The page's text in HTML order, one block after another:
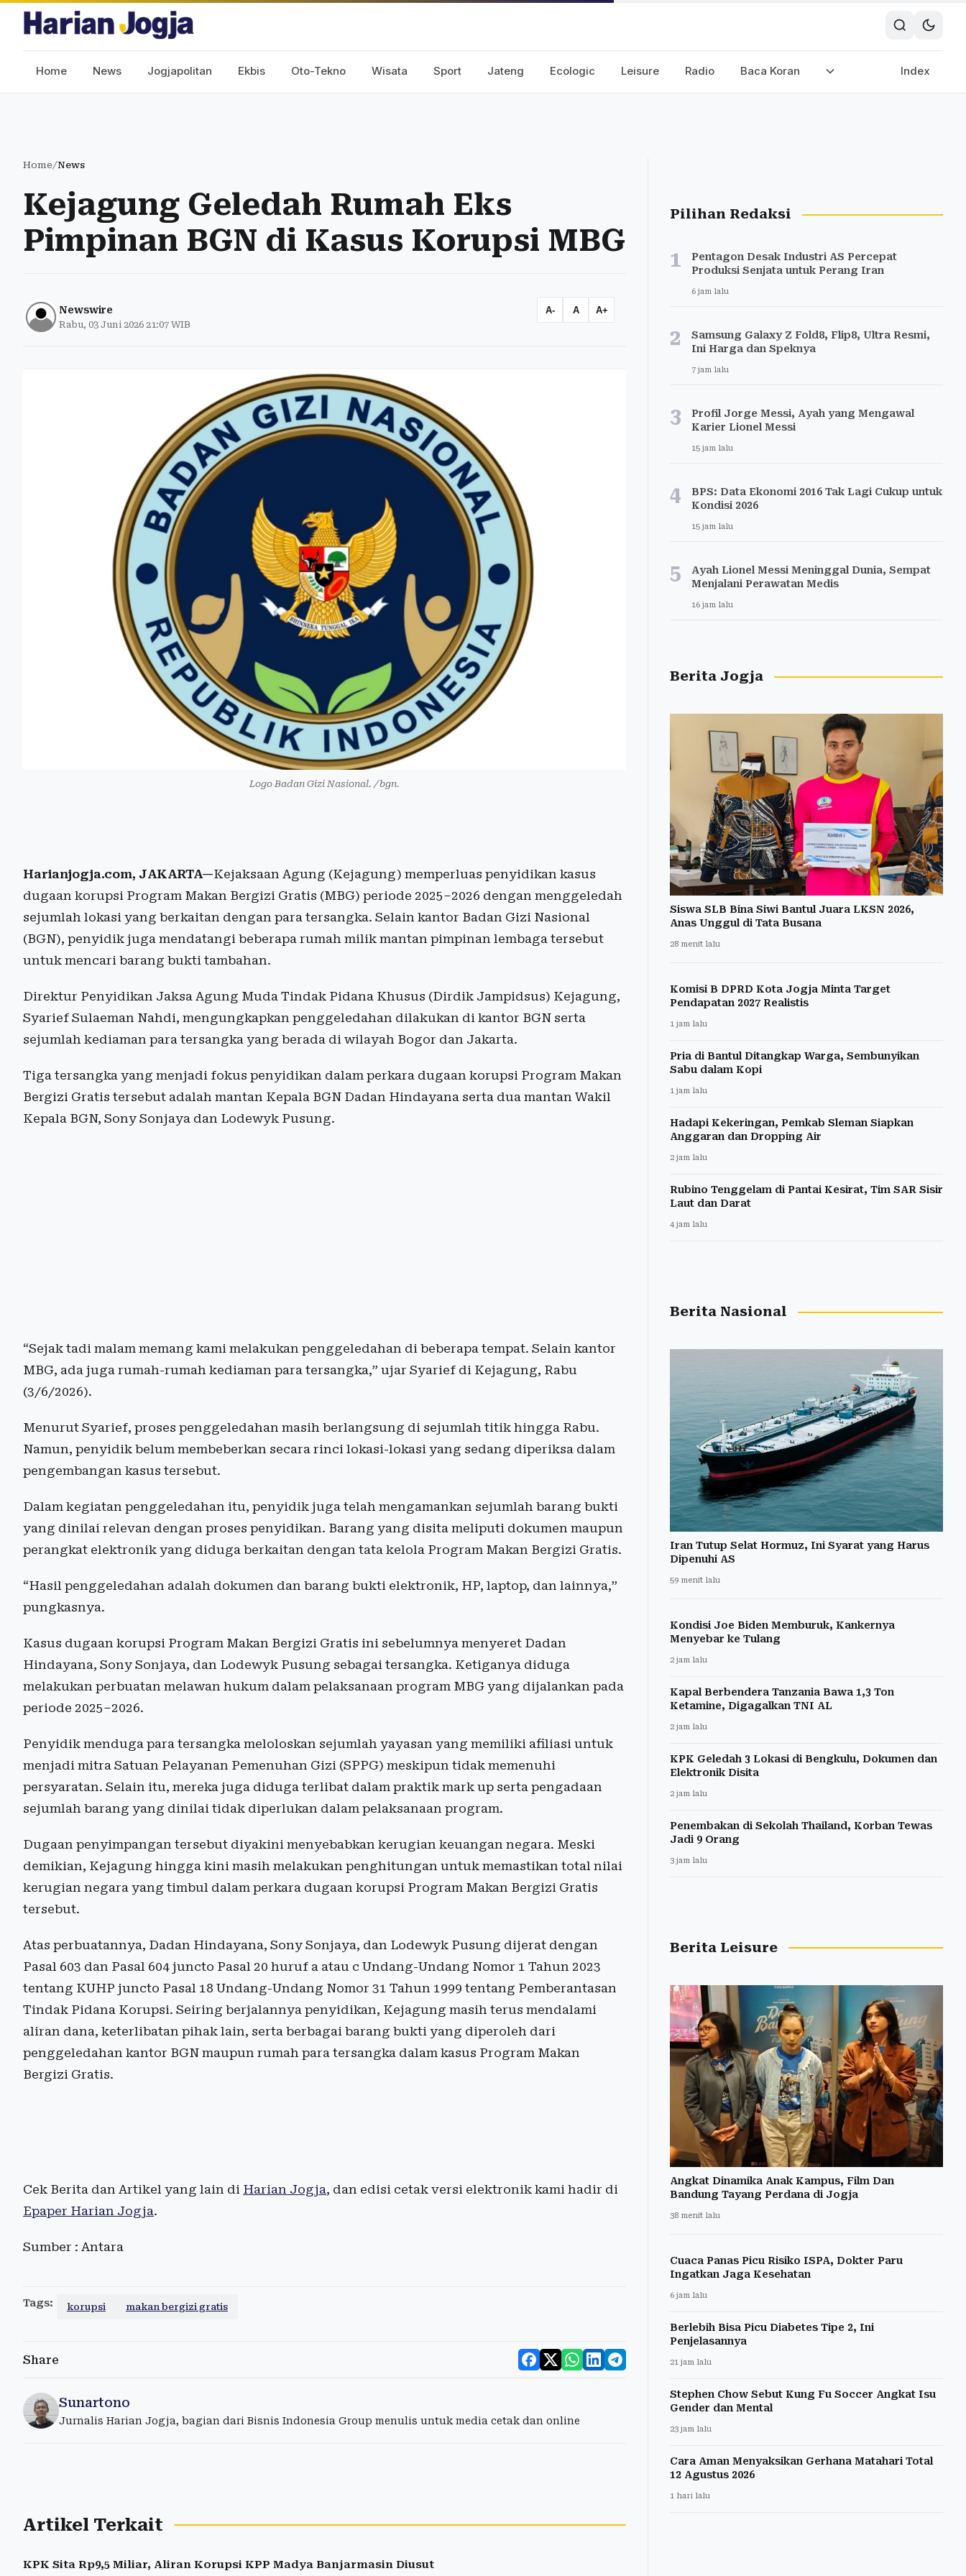
Home News Jogjapolitan Ekbis Oto-Tekno Wisata Sport Jateng Ecologic Leisure Radio Baca Koran Index
Home/News
Kejagung Geledah Rumah Eks
Pimpinan BGN di Kasus Korupsi MBG
Newswire
Rabu, 03 Juni 2026 21:07 WIB
A- A A+
Logo Badan Gizi Nasional. /bgn.
Harianjogja.com, JAKARTA—Kejaksaan Agung (Kejagung) memperluas penyidikan kasus
dugaan korupsi Program Makan Bergizi Gratis (MBG) periode 2025–2026 dengan menggeledah
sejumlah lokasi yang berkaitan dengan para tersangka. Selain kantor Badan Gizi Nasional
(BGN), penyidik juga mendatangi beberapa rumah milik mantan pimpinan lembaga tersebut
untuk mencari barang bukti tambahan.
Direktur Penyidikan Jaksa Agung Muda Tindak Pidana Khusus (Dirdik Jampidsus) Kejagung,
Syarief Sulaeman Nahdi, mengungkapkan penggeledahan dilakukan di kantor BGN serta
sejumlah kediaman para tersangka yang berada di wilayah Bogor dan Jakarta.
Tiga tersangka yang menjadi fokus penyidikan dalam perkara dugaan korupsi Program Makan
Bergizi Gratis tersebut adalah mantan Kepala BGN Dadan Hindayana serta dua mantan Wakil
Kepala BGN, Sony Sonjaya dan Lodewyk Pusung.
“Sejak tadi malam memang kami melakukan penggeledahan di beberapa tempat. Selain kantor
MBG, ada juga rumah-rumah kediaman para tersangka,” ujar Syarief di Kejagung, Rabu
(3/6/2026).
Menurut Syarief, proses penggeledahan masih berlangsung di sejumlah titik hingga Rabu.
Namun, penyidik belum membeberkan secara rinci lokasi-lokasi yang sedang diperiksa dalam
pengembangan kasus tersebut.
Dalam kegiatan penggeledahan itu, penyidik juga telah mengamankan sejumlah barang bukti
yang dinilai relevan dengan proses penyidikan. Barang yang disita meliputi dokumen maupun
perangkat elektronik yang diduga berkaitan dengan tata kelola Program Makan Bergizi Gratis.
“Hasil penggeledahan adalah dokumen dan barang bukti elektronik, HP, laptop, dan lainnya,”
pungkasnya.
Kasus dugaan korupsi Program Makan Bergizi Gratis ini sebelumnya menyeret Dadan
Hindayana, Sony Sonjaya, dan Lodewyk Pusung sebagai tersangka. Ketiganya diduga
melakukan perbuatan melawan hukum dalam pelaksanaan program MBG yang dijalankan pada
periode 2025–2026.
Penyidik menduga para tersangka meloloskan sejumlah yayasan yang memiliki afiliasi untuk
menjadi mitra Satuan Pelayanan Pemenuhan Gizi (SPPG) meskipun tidak memenuhi
persyaratan. Selain itu, mereka juga diduga terlibat dalam praktik mark up serta pengadaan
sejumlah barang yang dinilai tidak diperlukan dalam pelaksanaan program.
Dugaan penyimpangan tersebut diyakini menyebabkan kerugian keuangan negara. Meski
demikian, Kejagung hingga kini masih melakukan penghitungan untuk memastikan total nilai
kerugian negara yang timbul dalam perkara dugaan korupsi Program Makan Bergizi Gratis
tersebut.
Atas perbuatannya, Dadan Hindayana, Sony Sonjaya, dan Lodewyk Pusung dijerat dengan
Pasal 603 dan Pasal 604 juncto Pasal 20 huruf a atau c Undang-Undang Nomor 1 Tahun 2023
tentang KUHP juncto Pasal 18 Undang-Undang Nomor 31 Tahun 1999 tentang Pemberantasan
Tindak Pidana Korupsi. Seiring berjalannya penyidikan, Kejagung masih terus mendalami
aliran dana, keterlibatan pihak lain, serta berbagai barang bukti yang diperoleh dari
penggeledahan kantor BGN maupun rumah para tersangka dalam kasus Program Makan
Bergizi Gratis.
Cek Berita dan Artikel yang lain di Harian Jogja, dan edisi cetak versi elektronik kami hadir di
Epaper Harian Jogja.
Sumber : Antara
Tags: korupsi makan bergizi gratis
Share
Sunartono
Jurnalis Harian Jogja, bagian dari Bisnis Indonesia Group menulis untuk media cetak dan online
Artikel Terkait
KPK Sita Rp9,5 Miliar, Aliran Korupsi KPP Madya Banjarmasin Diusut
Pilihan Redaksi
1
Pentagon Desak Industri AS Percepat
Produksi Senjata untuk Perang Iran
6 jam lalu
2
Samsung Galaxy Z Fold8, Flip8, Ultra Resmi,
Ini Harga dan Speknya
7 jam lalu
3
Profil Jorge Messi, Ayah yang Mengawal
Karier Lionel Messi
15 jam lalu
4
BPS: Data Ekonomi 2016 Tak Lagi Cukup untuk
Kondisi 2026
15 jam lalu
5
Ayah Lionel Messi Meninggal Dunia, Sempat
Menjalani Perawatan Medis
16 jam lalu
Berita Jogja
Siswa SLB Bina Siwi Bantul Juara LKSN 2026,
Anas Unggul di Tata Busana
28 menit lalu
Komisi B DPRD Kota Jogja Minta Target
Pendapatan 2027 Realistis
1 jam lalu
Pria di Bantul Ditangkap Warga, Sembunyikan
Sabu dalam Kopi
1 jam lalu
Hadapi Kekeringan, Pemkab Sleman Siapkan
Anggaran dan Dropping Air
2 jam lalu
Rubino Tenggelam di Pantai Kesirat, Tim SAR Sisir
Laut dan Darat
4 jam lalu
Berita Nasional
Iran Tutup Selat Hormuz, Ini Syarat yang Harus
Dipenuhi AS
59 menit lalu
Kondisi Joe Biden Memburuk, Kankernya
Menyebar ke Tulang
2 jam lalu
Kapal Berbendera Tanzania Bawa 1,3 Ton
Ketamine, Digagalkan TNI AL
2 jam lalu
KPK Geledah 3 Lokasi di Bengkulu, Dokumen dan
Elektronik Disita
2 jam lalu
Penembakan di Sekolah Thailand, Korban Tewas
Jadi 9 Orang
3 jam lalu
Berita Leisure
Angkat Dinamika Anak Kampus, Film Dan
Bandung Tayang Perdana di Jogja
38 menit lalu
Cuaca Panas Picu Risiko ISPA, Dokter Paru
Ingatkan Jaga Kesehatan
6 jam lalu
Berlebih Bisa Picu Diabetes Tipe 2, Ini
Penjelasannya
21 jam lalu
Stephen Chow Sebut Kung Fu Soccer Angkat Isu
Gender dan Mental
23 jam lalu
Cara Aman Menyaksikan Gerhana Matahari Total
12 Agustus 2026
1 hari lalu